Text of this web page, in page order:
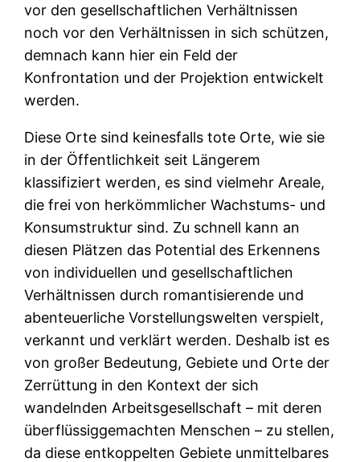
vor den gesellschaftlichen Verhältnissen
noch vor den Verhältnissen in sich schützen,
demnach kann hier ein Feld der
Konfrontation und der Projektion entwickelt
werden.
Diese Orte sind keinesfalls tote Orte, wie sie
in der Öffentlichkeit seit Längerem
klassifiziert werden, es sind vielmehr Areale,
die frei von herkömmlicher Wachstums- und
Konsumstruktur sind. Zu schnell kann an
diesen Plätzen das Potential des Erkennens
von individuellen und gesellschaftlichen
Verhältnissen durch romantisierende und
abenteuerliche Vorstellungswelten verspielt,
verkannt und verklärt werden. Deshalb ist es
von großer Bedeutung, Gebiete und Orte der
Zerrüttung in den Kontext der sich
wandelnden Arbeitsgesellschaft – mit deren
überflüssiggemachten Menschen – zu stellen,
da diese entkoppelten Gebiete unmittelbares